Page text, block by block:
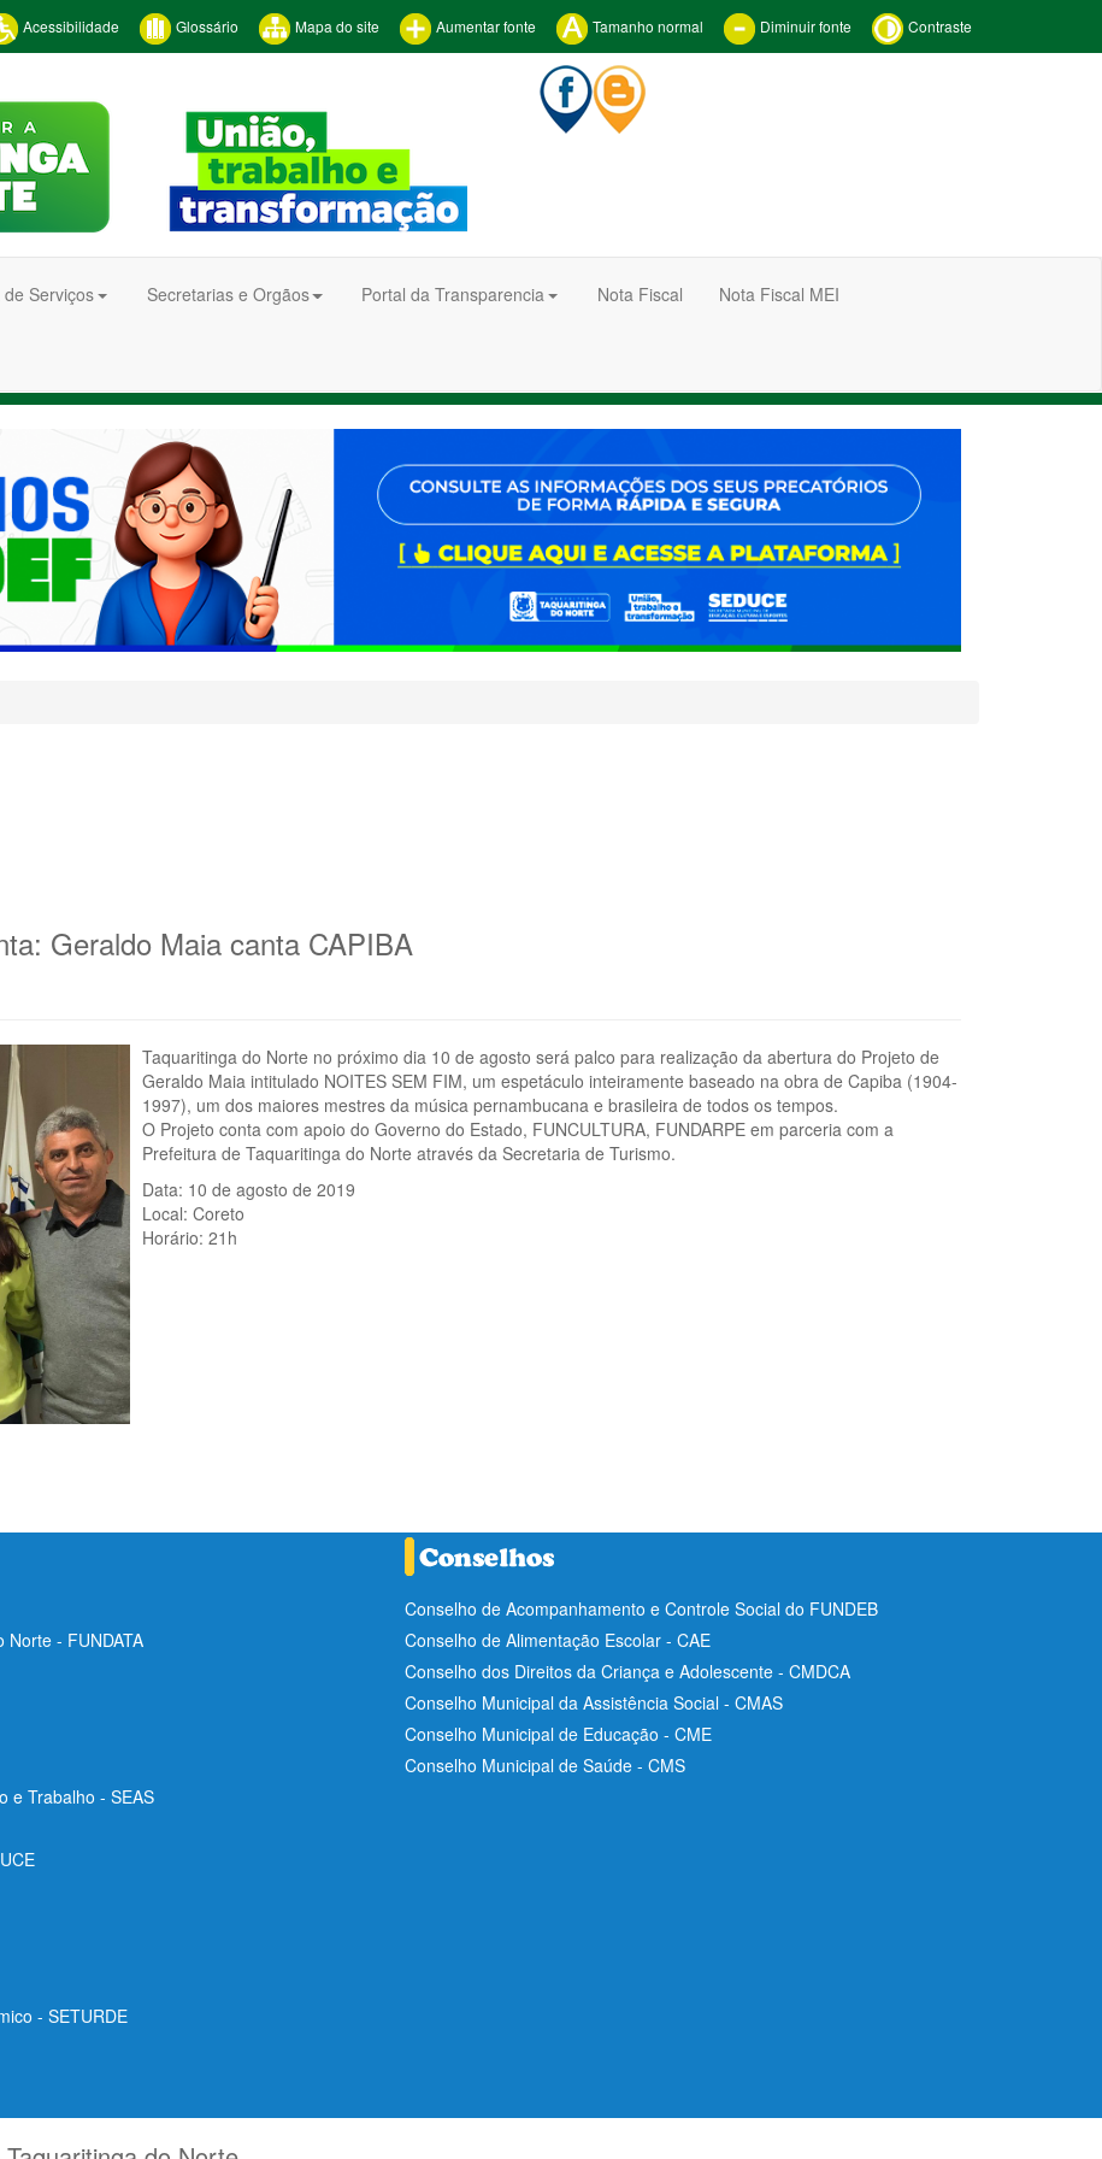
Acessibilidade Glossário Mapa do site Aumentar fonte Tamanho normal Diminuir fonte Contraste
de Serviços Secretarias e Orgãos Portal da Transparencia Nota Fiscal Nota Fiscal MEI
Geraldo Maia canta CAPIBA
Taquaritinga do Norte no próximo dia 10 de agosto será palco para realização da abertura do Projeto de
Geraldo Maia intitulado NOITES SEM FIM, um espetáculo inteiramente baseado na obra de Capiba (1904-
1997), um dos maiores mestres da música pernambucana e brasileira de todos os tempos.
O Projeto conta com apoio do Governo do Estado, FUNCULTURA, FUNDARPE em parceria com a
Prefeitura de Taquaritinga do Norte através da Secretaria de Turismo.
Data: 10 de agosto de 2019
Local: Coreto
Horário: 21h
- FUNDATA
e Trabalho - SEAS
- SETURDE
Conselho de Acompanhamento e Controle Social do FUNDEB
Conselho de Alimentação Escolar - CAE
Conselho dos Direitos da Criança e Adolescente - CMDCA
Conselho Municipal da Assistência Social - CMAS
Conselho Municipal de Educação - CME
Conselho Municipal de Saúde - CMS